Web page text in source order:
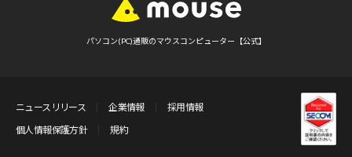
パソコン(PC)通販のマウスコンピューター【公式】
ニュースリリース 企業情報
採用情報
個人情報保護方針
規約